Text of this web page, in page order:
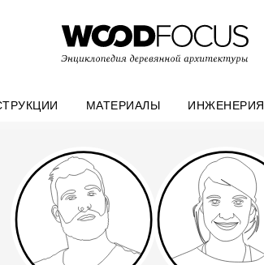
МАТЕРИАЛЫ ИНЖЕНЕРИЯ